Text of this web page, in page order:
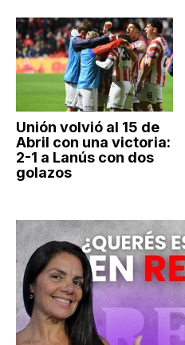
Unión volvió al 15 de
Abril con una victoria:
2-1 a Lanús con dos
golazos